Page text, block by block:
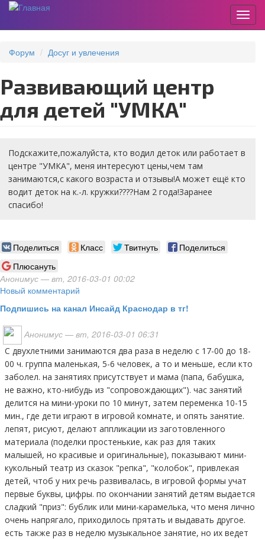
основному
Форум Досуг и увлечения
Развивающий центр
для детей "УМКА"
Подскажите,пожалуйста, кто водил деток или работает в
центре "УМКА", меня интересуют цены,чем там
занимаются,с какого возраста и отзывы!А может ещё кто
водит деток на к.-л. кружки????Нам 2 года!Заранее
спасибо!
Поделиться Класс Твитнуть
Поделиться
Плюсануть
Анонимус — вт, 2016-03-01 00:02
Новый комментарий
Подпишись на канал Инсайд Краснодар в тг!
Анонимус — вт, 2016-03-01 06:31
с двухлетними занимаются два раза в неделю с 17-00 до 18-
00 ч. группа маленькая, 5-6 человек, а то и меньше, если кто
заболел. на занятиях присутствует и мама (папа, бабушка,
не важно, кто-нибудь из "сопровождающих"). час занятий
делится на мини-уроки по 10 минут, затем переменка 10-15
мин., где дети играют в игровой комнате, и опять занятие.
лепят, рисуют, делают аппликации из заготовленного
материала (поделки простенькие, как раз для таких
малышей, но красивые и оригинальные), показывают мини-
кукольный театр из сказок "репка", "колобок", привлекая
детей, чтоб у них речь развивалась, в игровой формы учат
первые буквы, цифры. по окончании занятий детям выдается
сладкий "приз": бублик или мини-карамелька, что меня лично
очень напрягало, приходилось прятать и выдавать другое.
есть также раз в неделю музыкальное занятие, но их ведет